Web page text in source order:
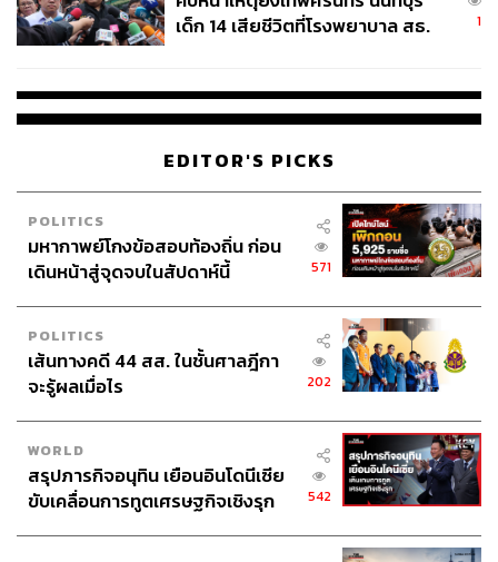
เด็ก 14 เสียชีวิตที่โรงพยาบาล สธ.
1
EDITOR'S PICKS
POLITICS
มหากาพย์โกงข้อสอบท้องถิ่น ก่อน
เดินหน้าสู่จุดจบในสัปดาห์นี้
571
POLITICS
เส้นทางคดี 44 สส. ในชั้นศาลฎีกา
จะรู้ผลเมื่อไร
202
WORLD
สรุปภารกิจอนุทิน เยือนอินโดนีเซีย
ขับเคลื่อนการทูตเศรษฐกิจเชิงรุก
542